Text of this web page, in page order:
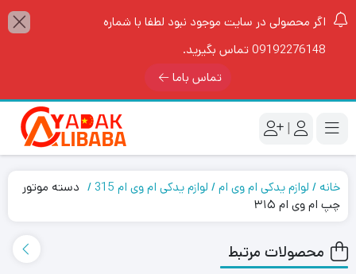
اگر محصولی در سایت موجود نبود لطفا با شماره
09192276148 تماس بگیرید.
تماس باما
|
خانه لوازم یدکی ام وی ام لوازم یدکی ام وی ام 315
دسته موتور
چپ ام وی ام ۳۱۵
محصولات مرتبط